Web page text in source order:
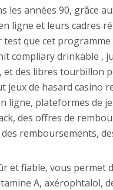
les années 90, grâce
ligne et leurs cadres
test que cet
compliary drinkable ,
et des libres tourbillon
jeux de hasard casino
ligne, plateformes
des offres de
remboursements,
et fiable, vous
A,